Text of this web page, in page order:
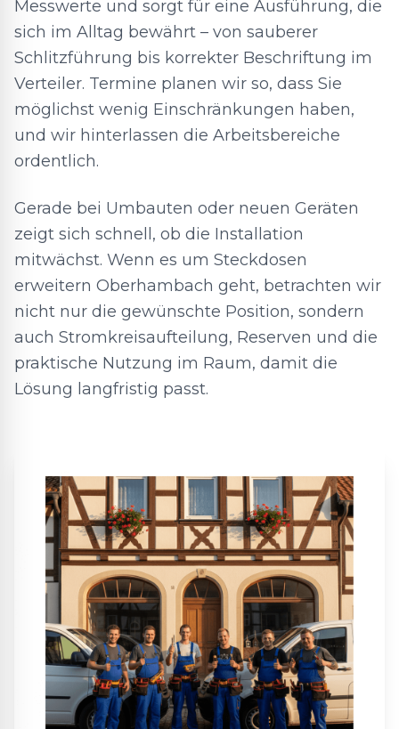
Messwerte und sorgt für eine Ausführung, die
sich im Alltag bewährt – von sauberer
Schlitzführung bis korrekter Beschriftung im
Verteiler. Termine planen wir so, dass Sie
möglichst wenig Einschränkungen haben,
und wir hinterlassen die Arbeitsbereiche
ordentlich.
Gerade bei Umbauten oder neuen Geräten
zeigt sich schnell, ob die Installation
mitwächst. Wenn es um Steckdosen
erweitern Oberhambach geht, betrachten wir
nicht nur die gewünschte Position, sondern
auch Stromkreisaufteilung, Reserven und die
praktische Nutzung im Raum, damit die
Lösung langfristig passt.